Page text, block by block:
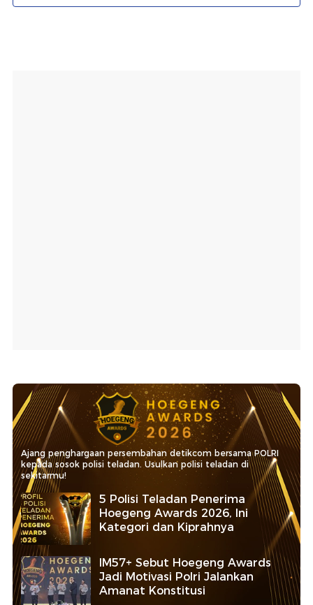
Ajang penghargaan persembahan detikcom bersama POLRI
kepada sosok polisi teladan. Usulkan polisi teladan di
sekitarmu!
5 Polisi Teladan Penerima
Hoegeng Awards 2026, Ini
Kategori dan Kiprahnya
IM57+ Sebut Hoegeng Awards
Jadi Motivasi Polri Jalankan
Amanat Konstitusi